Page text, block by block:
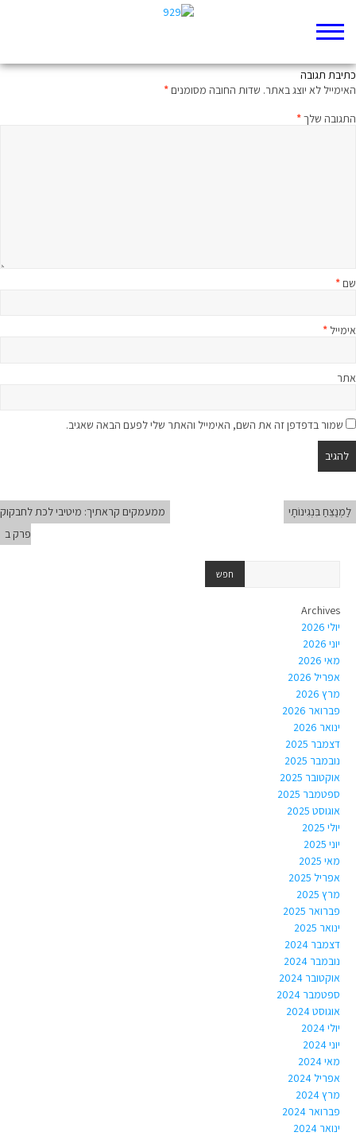
כתיבת תגובה
האימייל לא יוצג באתר. שדות החובה מסומנים*
התגובה שלך*
שם*
אימייל *
אתר
שמור בדפדפן זה את השם, האימייל והאתר שלי לפעם הבאה שאגיב.
לַמְנַצֵּחַ בִּנְגִינוֹתָי
ממעמקים קראתיך: מיטיבי לכת לחבקוק
פרק ב
Archives
יולי 2026
יוני 2026
מאי 2026
אפריל 2026
מרץ 2026
פברואר 2026
ינואר 2026
דצמבר 2025
נובמבר 2025
אוקטובר 2025
ספטמבר 2025
אוגוסט 2025
יולי 2025
יוני 2025
מאי 2025
אפריל 2025
מרץ 2025
פברואר 2025
ינואר 2025
דצמבר 2024
נובמבר 2024
אוקטובר 2024
ספטמבר 2024
אוגוסט 2024
יולי 2024
יוני 2024
מאי 2024
אפריל 2024
מרץ 2024
פברואר 2024
ינואר 2024